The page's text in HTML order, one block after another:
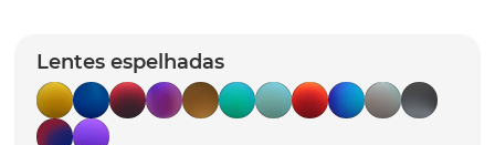
Lentes espelhadas
5º chaves
6º t-shock